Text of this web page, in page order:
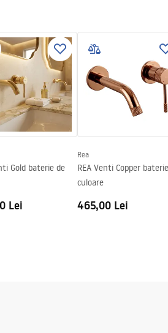
Gold baterie de
Lei
Rea
REA Venti Copper
culoare
465,00 Lei